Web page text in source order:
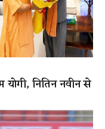
नितिन नवीन से